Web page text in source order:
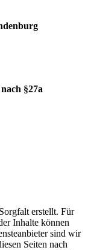
§27a
erstellt. Für
Inhalte können
sind wir
Seiten nach